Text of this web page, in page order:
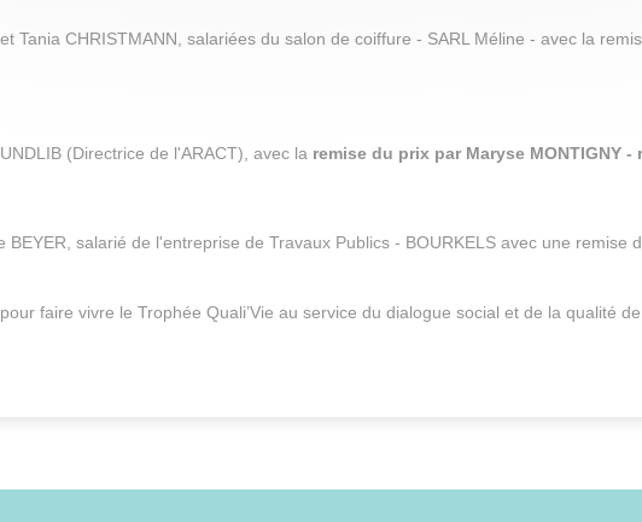
Tania CHRISTMANN, salariées du salon de coiffure - SARL Méline - avec la
(Directrice de l'ARACT), avec la remise du prix par Maryse MONTIGNY
salarié de l'entreprise de Travaux Publics - BOURKELS avec une
faire vivre le Trophée Quali’Vie au service du dialogue social et de la qualité